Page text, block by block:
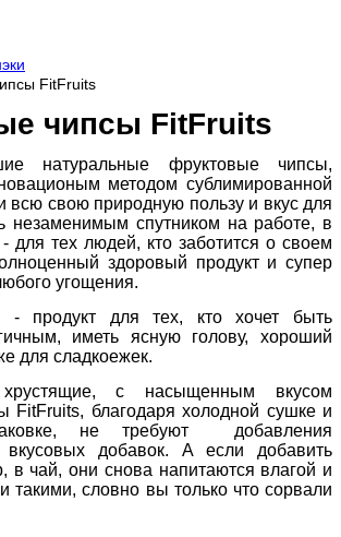
FitFruits
чипсы FitFruits
натуральные фруктовые чипсы,
методом сублимированной
всю свою природную пользу и вкус для
незаменимым спутником на работе, в
для тех людей, кто заботится о своем
здоровый продукт и супер
угощения.
- продукт для тех, кто хочет быть
иметь ясную голову, хороший
для сладкоежек.
хрустящие, с насыщенным вкусом
FitFruits, благодаря холодной сушке и
не требуют добавления
вкусовых добавок. А если добавить
в чай, они снова напитаются влагой и
такими, словно вы только что сорвали